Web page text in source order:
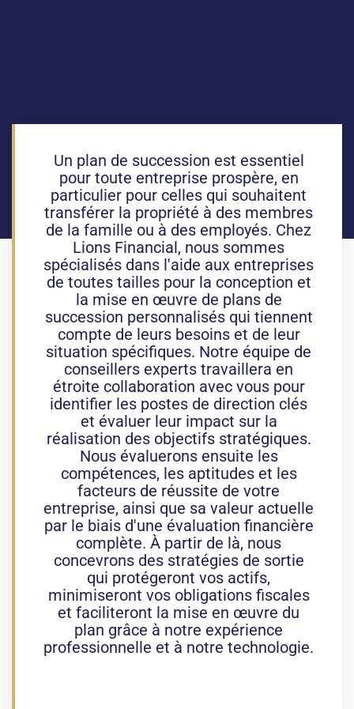
Un plan de succession est essentiel
pour toute entreprise prospère, en
particulier pour celles qui souhaitent
transférer la propriété à des membres
de la famille ou à des employés. Chez
Lions Financial, nous sommes
spécialisés dans l'aide aux entreprises
de toutes tailles pour la conception et
la mise en œuvre de plans de
succession personnalisés qui tiennent
compte de leurs besoins et de leur
situation spécifiques. Notre équipe de
conseillers experts travaillera en
étroite collaboration avec vous pour
identifier les postes de direction clés
et évaluer leur impact sur la
réalisation des objectifs stratégiques.
Nous évaluerons ensuite les
compétences, les aptitudes et les
facteurs de réussite de votre
entreprise, ainsi que sa valeur actuelle
par le biais d'une évaluation financière
complète. À partir de là, nous
concevrons des stratégies de sortie
qui protégeront vos actifs,
minimiseront vos obligations fiscales
et faciliteront la mise en œuvre du
plan grâce à notre expérience
professionnelle et à notre technologie.